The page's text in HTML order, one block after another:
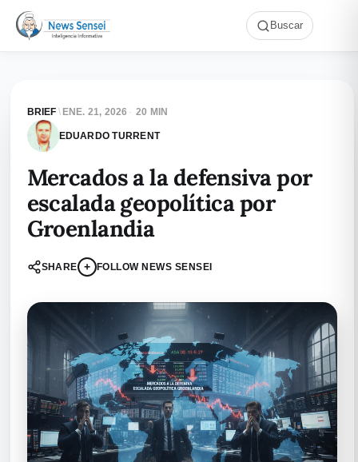
Buscar
BRIEF \ ENE. 21, 2026 · 20 MIN
EDUARDO TURRENT
Mercados a la defensiva por
escalada geopolítica por
Groenlandia
SHARE + FOLLOW NEWS SENSEI